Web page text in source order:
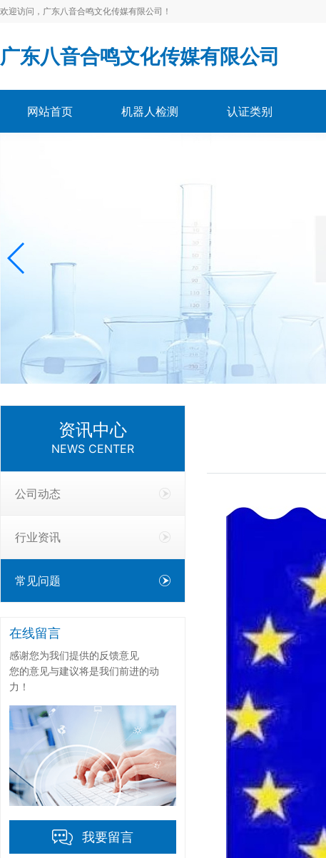
欢迎访问，广东八音合鸣文化传媒有限公司！
广东八音合鸣文化传媒有限公司
网站首页 机器人检测 认证类别
资讯中心
NEWS CENTER
公司动态
行业资讯
常见问题
在线留言
感谢您为我们提供的反馈意见
您的意见与建议将是我们前进的动
力！
我要留言